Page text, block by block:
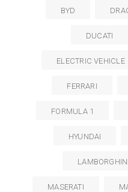
BYD
DUCATI
ELECTRIC VEHICLE
FERRARI
FORMULA 1
HYUNDAI
LAMBORGHINI
MASERATI